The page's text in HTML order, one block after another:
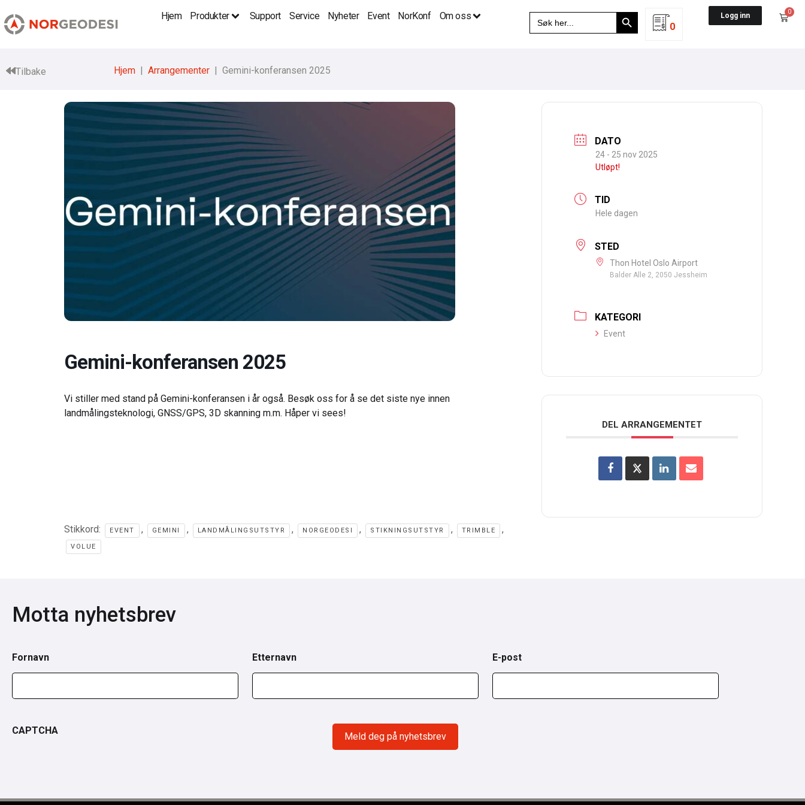
Hjem Produkter Support Service Nyheter Event NorKonf Om oss
Search
for:
Search Button
0
Logg inn 0
Tilbake Hjem Arrangementer Gemini-konferansen 2025
Gemini-konferansen 2025
Vi stiller med stand på Gemini-konferansen i år også. Besøk oss for å se det siste nye innen
landmålingsteknologi, GNSS/GPS, 3D skanning m.m. Håper vi sees!
Stikkord: EVENT , GEMINI , LANDMÅLINGSUTSTYR , NORGEODESI , STIKNINGSUTSTYR , TRIMBLE ,
VOLUE
DATO
24 - 25 nov 2025
Utløpt!
TID
Hele dagen
STED
Thon Hotel Oslo Airport
Balder Alle 2, 2050 Jessheim
KATEGORI
Event
DEL ARRANGEMENTET
Motta nyhetsbrev
Fornavn Etternavn E-post
CAPTCHA